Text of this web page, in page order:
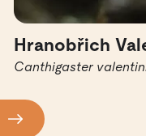
Hranobřich
Canthigaster